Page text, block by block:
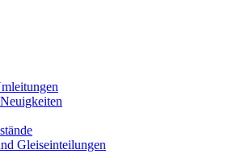
Gleiseinteilungen